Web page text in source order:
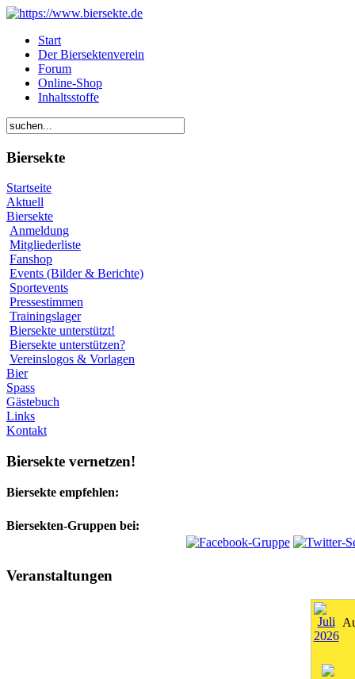
Start
Der Biersektenverein
Forum
Online-Shop
Inhaltsstoffe
Biersekte
Startseite
Aktuell
Biersekte
Anmeldung
Mitgliederliste
Fanshop
Events (Bilder & Berichte)
Sportevents
Pressestimmen
Trainingslager
Biersekte unterstützt!
Biersekte unterstützen?
Vereinslogos & Vorlagen
Bier
Spass
Gästebuch
Links
Kontakt
Biersekte vernetzen!
Biersekte empfehlen:
Biersekten-Gruppen bei:
Veranstaltungen